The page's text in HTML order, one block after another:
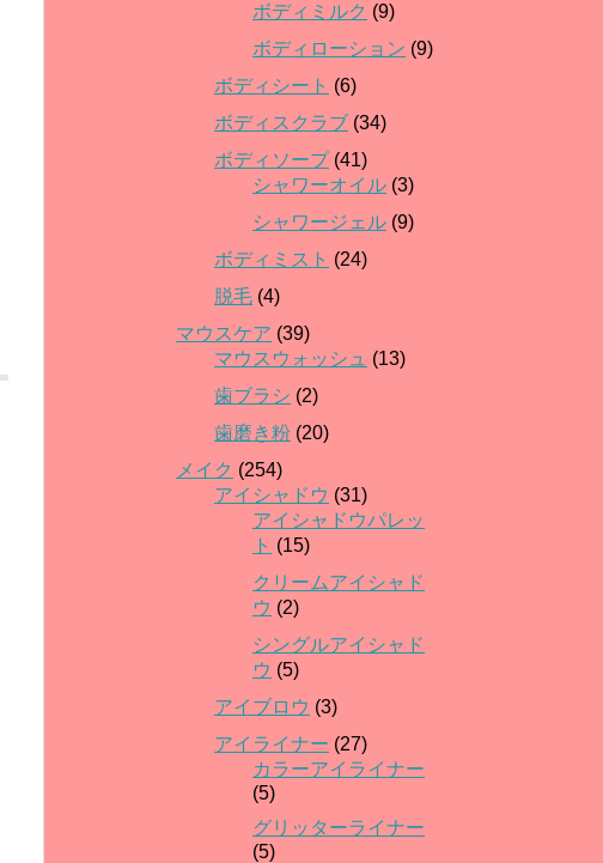
ボディミルク (9)
ボディローション (9)
ボディシート (6)
ボディスクラブ (34)
ボディソープ(41)
シャワーオイル (3)
シャワージェル (9)
ボディミスト (24)
脱毛 (4)
マウスケア (39)
マウスウォッシュ (13)
歯ブラシ (2)
歯磨き粉 (20)
メイク (254)
アイシャドウ (31)
アイシャドウパレッ
ト (15)
クリームアイシャド
ウ (2)
シングルアイシャド
ウ (5)
アイブロウ (3)
アイライナー (27)
カラーアイライナー
(5)
グリッターライナー
(5)